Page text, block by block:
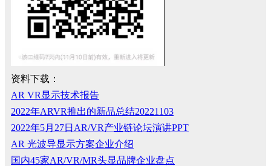
资料下载：
AR VR显示技术报告
2022年ARVR推出的新品总结20221103
2022年5月27日AR/VR产业链论坛演讲PPT
AR 光波导显示方案企业介绍
国内45家AR/VR/MR头显品牌企业盘点